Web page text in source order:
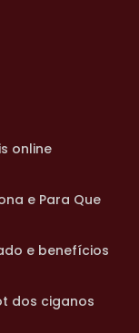
online
e Para Que
e benefícios
dos ciganos